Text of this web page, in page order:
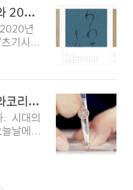
필문자
즐겁
기관을
. 실용
가능
처럼 즐
수 있는
에서 도
서체 영
2020
'에서
문 금
년
기시키
어 폰
국 캘린
회와
체 주최
기술과
중국어
상에
사와 도
코리아
시대의
날에
자 문화